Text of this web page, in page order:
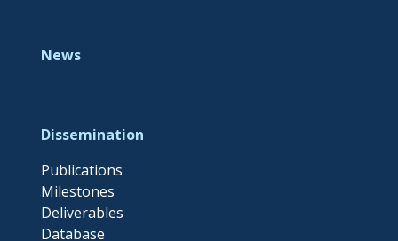
News
Dissemination
Publications
Milestones
Deliverables
Database